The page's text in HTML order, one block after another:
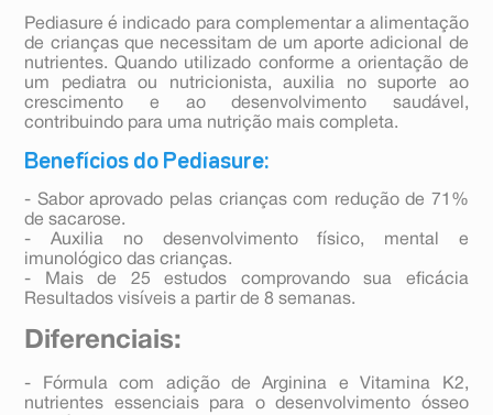
Pediasure é indicado para complementar a alimentação
de crianças que necessitam de um aporte adicional de
nutrientes. Quando utilizado conforme a orientação de
um pediatra ou nutricionista, auxilia no suporte ao
crescimento e ao desenvolvimento saudável,
contribuindo para uma nutrição mais completa.
Benefícios do Pediasure:
- Sabor aprovado pelas crianças com redução de 71%
de sacarose.
- Auxilia no desenvolvimento físico, mental e
imunológico das crianças.
- Mais de 25 estudos comprovando sua eficácia
Resultados visíveis a partir de 8 semanas.
Diferenciais:
- Fórmula com adição de Arginina e Vitamina K2,
nutrientes essenciais para o desenvolvimento ósseo